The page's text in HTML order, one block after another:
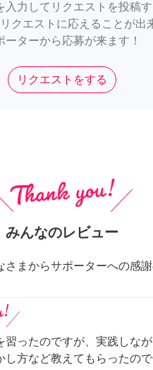
入力してリクエストを投稿す
クエストに応えることが出
ーターから応募が来ます！
リクエストをする
みんなのレビュー
さまからサポーターへの感
習ったのですが、実践しな
し方など教えてもらったので